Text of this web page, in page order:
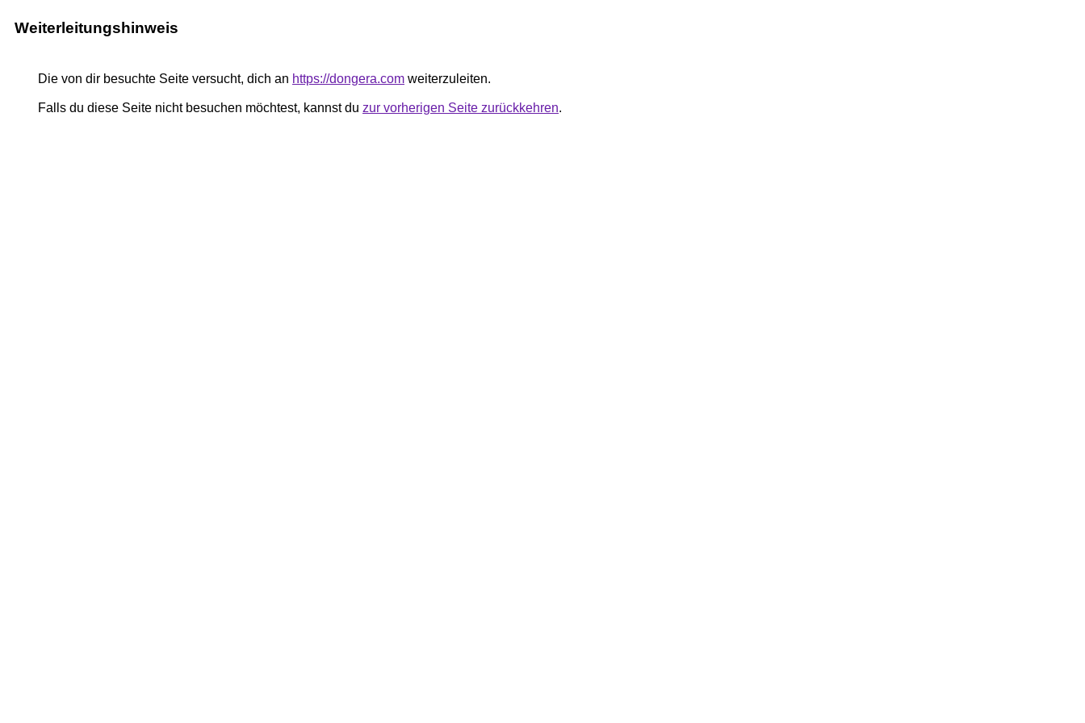
Weiterleitungshinweis
Die von dir besuchte Seite versucht, dich an https://dongera.com weiterzuleiten.
Falls du diese Seite nicht besuchen möchtest, kannst du zur vorherigen Seite zurückkehren.